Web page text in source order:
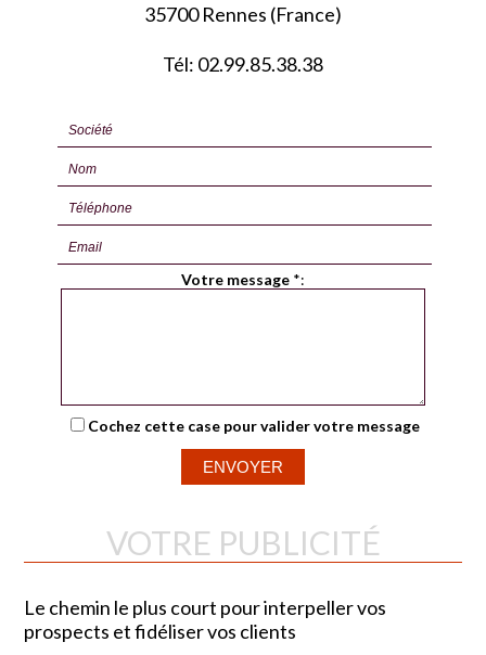
35700 Rennes (France)
Tél: 02.99.85.38.38
Votre message *:
Cochez cette case pour valider votre message
VOTRE PUBLICITÉ
Le chemin le plus court pour interpeller vos
prospects et fidéliser vos clients